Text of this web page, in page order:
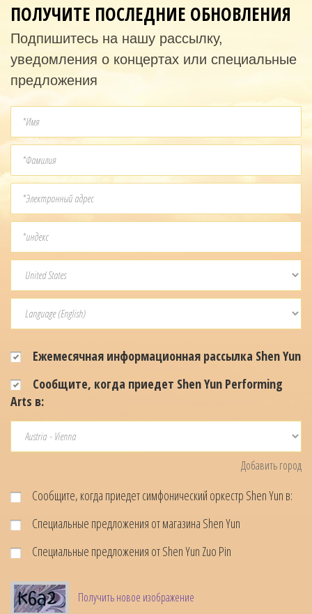
ПОЛУЧИТЕ ПОСЛЕДНИЕ ОБНОВЛЕНИЯ
Подпишитесь на нашу рассылку,
уведомления о концертах или специальные
предложения
Ежемесячная информационная рассылка Shen Yun
Сообщите, когда приедет Shen Yun Performing
Arts в:
Добавить город
Сообщите, когда приедет симфонический оркестр Shen Yun в:
Специальные предложения от магазина Shen Yun
Специальные предложения от Shen Yun Zuo Pin
Получить новое изображение